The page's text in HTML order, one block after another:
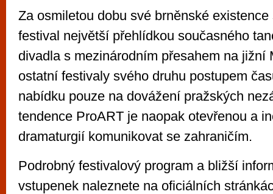
Za osmiletou dobu své brněnské
festival největší přehlídkou současného
divadla s mezinárodním přesahem na jižní
ostatní festivaly svého druhu postupem
nabídku pouze na dovážení pražských
tendence ProART je naopak otevřenou a
dramaturgií komunikovat se zahraničím.
Podrobný festivalový program a bližší
vstupenek naleznete na oficiálních